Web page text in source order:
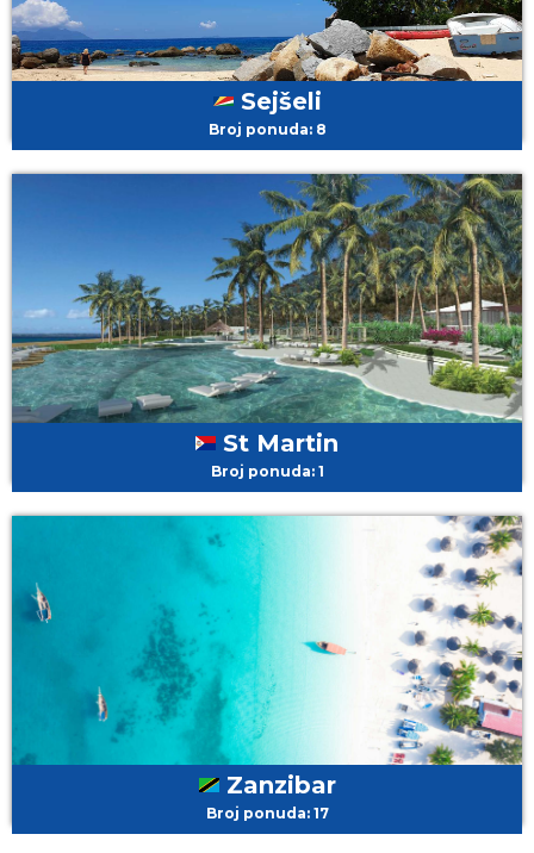
Sejšeli
Broj ponuda: 8
St Martin
Broj ponuda: 1
Zanzibar
Broj ponuda: 17